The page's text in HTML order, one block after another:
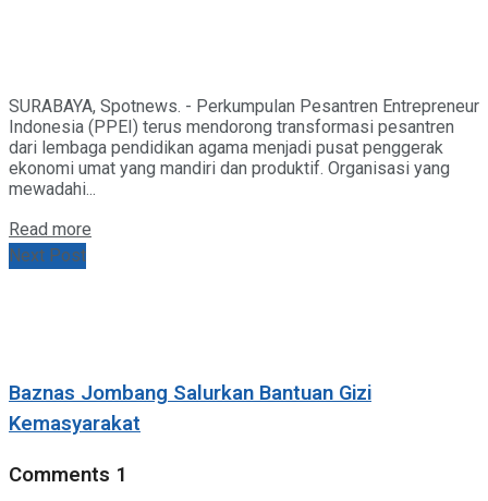
SURABAYA, Spotnews. - Perkumpulan Pesantren Entrepreneur
Indonesia (PPEI) terus mendorong transformasi pesantren
dari lembaga pendidikan agama menjadi pusat penggerak
ekonomi umat yang mandiri dan produktif. Organisasi yang
mewadahi...
Read more
Next Post
Baznas Jombang Salurkan Bantuan Gizi
Kemasyarakat
Comments 1